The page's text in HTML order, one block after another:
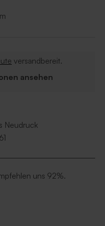
versandbereit.
ansehen
Neudruck
uns 92%.